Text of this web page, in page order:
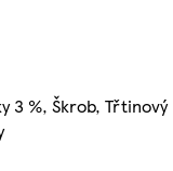
3 %, Škrob, Třtinový